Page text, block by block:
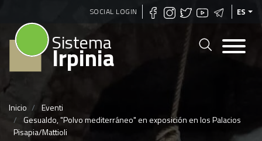
Pasar
SOCIAL LOGIN ES
Sistema
Irpinia
Inicio
Eventi
Gesualdo, "Polvo mediterráneo" en exposición en los Palacios
Pisapia/Mattioli